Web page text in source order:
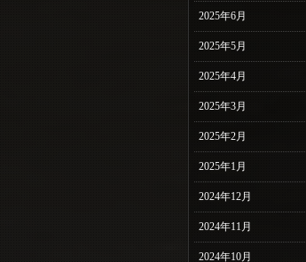
2025年6月
2025年5月
2025年4月
2025年3月
2025年2月
2025年1月
2024年12月
2024年11月
2024年10月